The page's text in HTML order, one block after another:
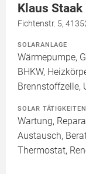
Klaus Staak
Fichtenstr. 5,
SOLARANLAGE
Wärmepumpe,
BHKW,
Brennstoffzelle,
SOLAR TÄTIGKEITEN
Wartung,
Austausch,
Thermostat,